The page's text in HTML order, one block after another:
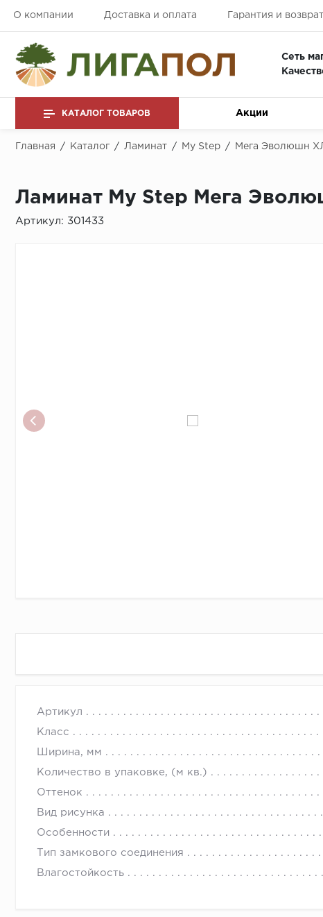
О компании Доставка и оплата Гарантия и возврат
Сеть
КАТАЛОГ ТОВАРОВ Акции
Главная / Каталог / Ламинат / My Step / Мега Эволюшн ХЛ
Ламинат My Step Мега
Артикул: 301433
Артикул
Класс
Ширина, мм
Количество в упаковке, (м кв.)
Оттенок
Вид рисунка
Особенности
Тип замкового соединения
Влагостойкость